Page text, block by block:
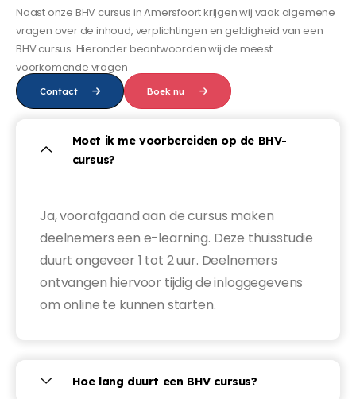
Naast onze BHV cursus in Amersfoort krijgen wij vaak algemene
vragen over de inhoud, verplichtingen en geldigheid van een
BHV cursus. Hieronder beantwoorden wij de meest
voorkomende vragen
Contact Boek nu
Moet ik me voorbereiden op de BHV-
cursus?
Ja, voorafgaand aan de cursus maken
deelnemers een e-learning. Deze thuisstudie
duurt ongeveer 1 tot 2 uur. Deelnemers
ontvangen hiervoor tijdig de inloggegevens
om online te kunnen starten.
Hoe lang duurt een BHV cursus?